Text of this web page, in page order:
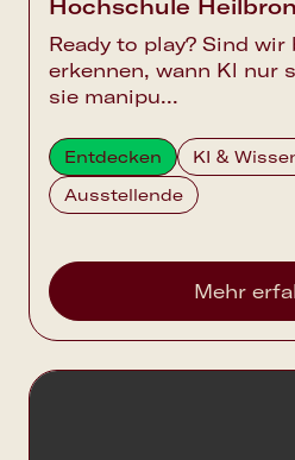
Hochschule
Ready to play? Sind wir
erkennen, wann Kl nur
sie manipu...
Entdecken KI &
Ausstellende
Mehr